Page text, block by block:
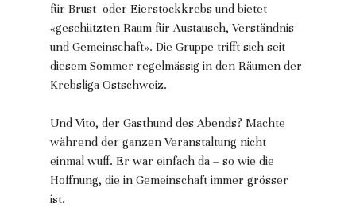
für Brust- oder Eierstockkrebs und bietet
«geschützten Raum für Austausch, Verständnis
und Gemeinschaft». Die Gruppe trifft sich seit
diesem Sommer regelmässig in den Räumen der
Krebsliga Ostschweiz.
Und Vito, der Gasthund des Abends? Machte
während der ganzen Veranstaltung nicht
einmal wuff. Er war einfach da – so wie die
Hoffnung, die in Gemeinschaft immer grösser
ist.